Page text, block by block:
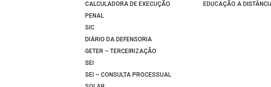
CALCULADORA DE EXECUÇÃO
PENAL
SIC
DIÁRIO DA DEFENSORIA
GETER – TERCEIRIZAÇÃO
SEI
SEI – CONSULTA PROCESSUAL
EDUCAÇÃO A